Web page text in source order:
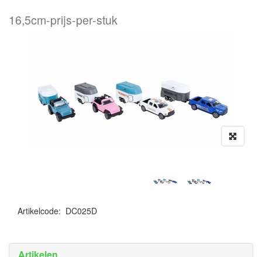
Artikelen
16,5cm-prijs-per-stuk
Artikelcode: DC025D